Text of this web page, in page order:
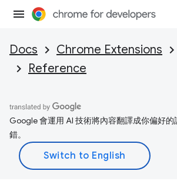
Docs Chrome Extensions
Reference
Google 會運用 AI 技術將內容翻譯成你偏好的
錯。